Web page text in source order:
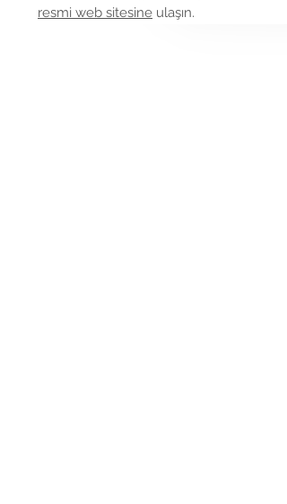
resmi web sitesine ulaşın.